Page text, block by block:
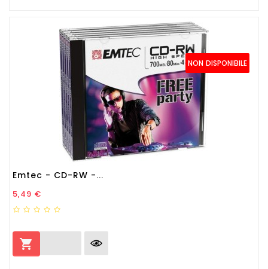
NON DISPONIBILE
Emtec - CD-RW -...
Prezzo
5,49 €
